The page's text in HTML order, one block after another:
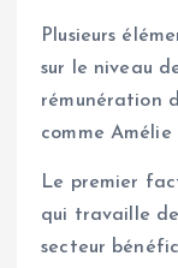
Plusieurs
sur le niveau
rémunération
comme Amélie
Le premier
qui travaille
secteur